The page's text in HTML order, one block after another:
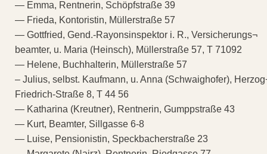
— Emma, Rentnerin, Schöpfstraße 39
— Frieda, Kontoristin, Müllerstraße 57
— Gottfried, Gend.-Rayonsinspektor i. R., Versicherungs¬
beamter, u. Maria (Heinsch), Müllerstraße 57, T 71092
— Helene, Buchhalterin, Müllerstraße 57
– Julius, selbst. Kaufmann, u. Anna (Schwaighofer),
Friedrich-Straße 8, T 44 56
— Katharina (Kreutner), Rentnerin, Gumppstraße 43
— Kurt, Beamter, Sillgasse 6-8
— Luise, Pensionistin, Speckbacherstraße 23